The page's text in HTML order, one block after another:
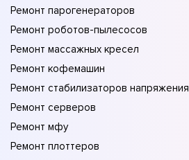
Ремонт парогенераторов
Ремонт роботов-пылесосов
Ремонт массажных кресел
Ремонт кофемашин
Ремонт стабилизаторов напряжения
Ремонт серверов
Ремонт мфу
Ремонт плоттеров